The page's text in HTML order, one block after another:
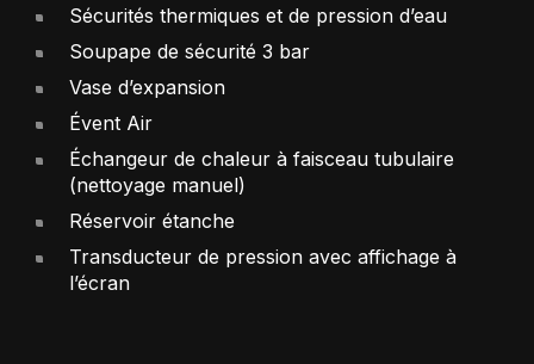
Sécurités thermiques et de pression d’eau
Soupape de sécurité 3 bar
Vase d’expansion
Évent Air
Échangeur de chaleur à faisceau tubulaire
(nettoyage manuel)
Réservoir étanche
Transducteur de pression avec affichage à
l’écran